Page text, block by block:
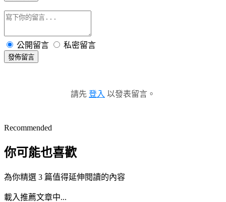
公開留言 私密留言
發佈留言
請先 登入 以發表留言。
Recommended
你可能也喜歡
為你精選 3 篇值得延伸閱讀的內容
載入推薦文章中...